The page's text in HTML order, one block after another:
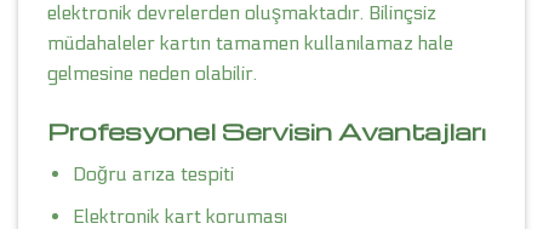
elektronik devrelerden oluşmaktadır. Bilinçsiz
müdahaleler kartın tamamen kullanılamaz hale
gelmesine neden olabilir.
Profesyonel Servisin Avantajları
Doğru arıza tespiti
Elektronik kart koruması